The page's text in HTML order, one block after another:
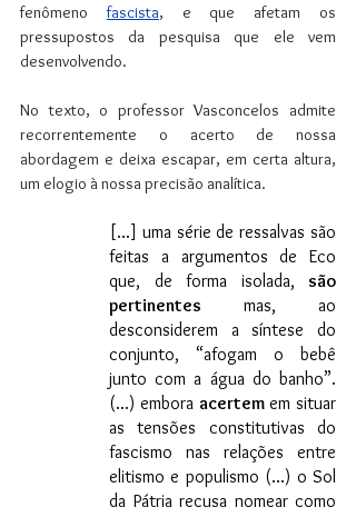
fenômeno fascista, e que afetam os
pressupostos da pesquisa que ele vem
desenvolvendo.
No texto, o professor Vasconcelos admite
recorrentemente o acerto de nossa
abordagem e deixa escapar, em certa altura,
um elogio à nossa precisão analítica.
[...] uma série de ressalvas são
feitas a argumentos de Eco
que, de forma isolada, são
pertinentes mas, ao
desconsiderem a síntese do
conjunto, “afogam o bebê
junto com a água do banho”.
(...) embora acertem em situar
as tensões constitutivas do
fascismo nas relações entre
elitismo e populismo (...) o Sol
da Pátria recusa nomear como